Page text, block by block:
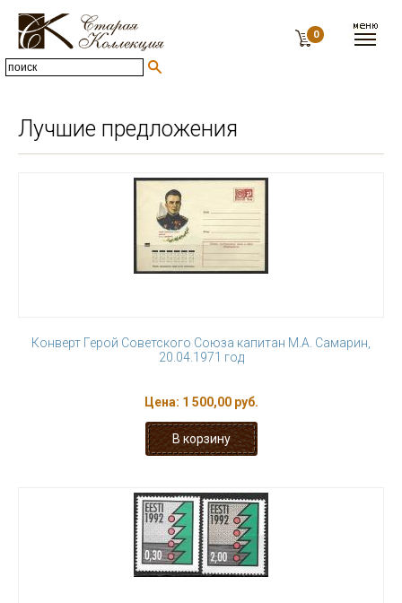
0
Лучшие предложения
Конверт Герой Советского Союза капитан М.А. Самарин,
20.04.1971 год
Цена: 1 500,00 руб.